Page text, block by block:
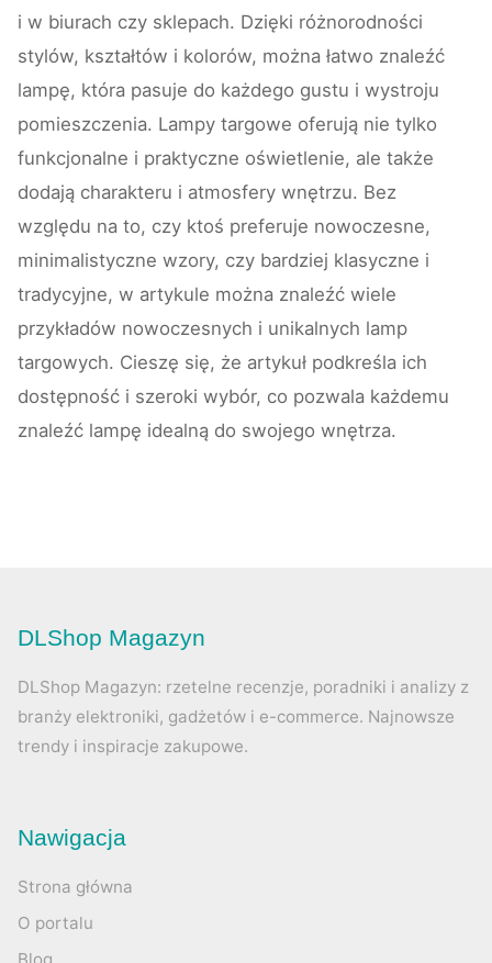
i w biurach czy sklepach. Dzięki różnorodności
stylów, kształtów i kolorów, można łatwo znaleźć
lampę, która pasuje do każdego gustu i wystroju
pomieszczenia. Lampy targowe oferują nie tylko
funkcjonalne i praktyczne oświetlenie, ale także
dodają charakteru i atmosfery wnętrzu. Bez
względu na to, czy ktoś preferuje nowoczesne,
minimalistyczne wzory, czy bardziej klasyczne i
tradycyjne, w artykule można znaleźć wiele
przykładów nowoczesnych i unikalnych lamp
targowych. Cieszę się, że artykuł podkreśla ich
dostępność i szeroki wybór, co pozwala każdemu
znaleźć lampę idealną do swojego wnętrza.
DLShop Magazyn
DLShop Magazyn: rzetelne recenzje, poradniki i analizy z
branży elektroniki, gadżetów i e-commerce. Najnowsze
trendy i inspiracje zakupowe.
Nawigacja
Strona główna
O portalu